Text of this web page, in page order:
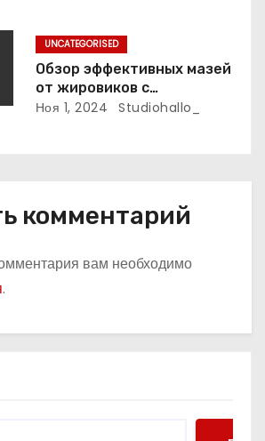
UNCATEGORISED
Обзор эффективных мазей
от жировиков с
рассасывающим эффектом
Ноя 1, 2024 Studiohallo_
комментарий
вам необходимо
.